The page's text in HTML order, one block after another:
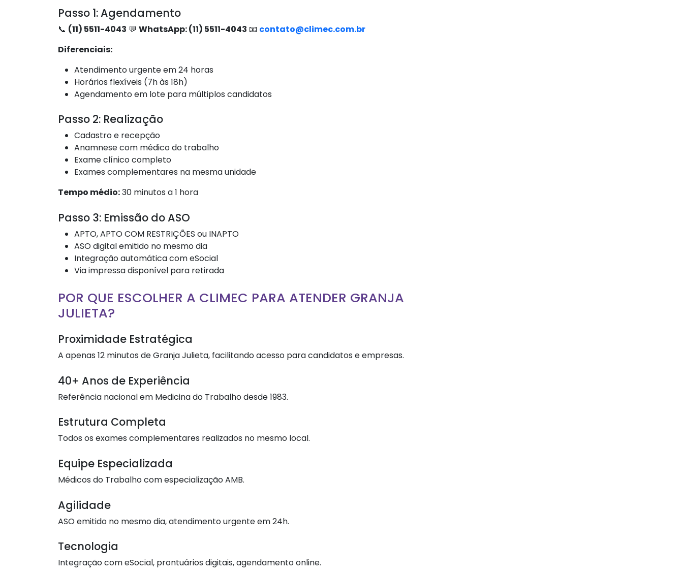
Passo 1: Agendamento
📞 (11) 5511-4043 💬 WhatsApp: (11) 5511-4043 📧 contato@climec.com.br
Diferenciais:
Atendimento urgente em 24 horas
Horários flexíveis (7h às 18h)
Agendamento em lote para múltiplos candidatos
Passo 2: Realização
Cadastro e recepção
Anamnese com médico do trabalho
Exame clínico completo
Exames complementares na mesma unidade
Tempo médio:30 minutos a 1 hora
Passo 3: Emissão do ASO
APTO, APTO COM RESTRIÇÕES ou INAPTO
ASO digital emitido no mesmo dia
Integração automática com eSocial
Via impressa disponível para retirada
POR QUE ESCOLHER A CLIMEC PARA ATENDER GRANJA
JULIETA?
Proximidade Estratégica
A apenas 12 minutos de Granja Julieta, facilitando acesso para candidatos e empresas.
40+ Anos de Experiência
Referência nacional em Medicina do Trabalho desde 1983.
Estrutura Completa
Todos os exames complementares realizados no mesmo local.
Equipe Especializada
Médicos do Trabalho com especialização AMB.
Agilidade
ASO emitido no mesmo dia, atendimento urgente em 24h.
Tecnologia
Integração com eSocial, prontuários digitais, agendamento online.